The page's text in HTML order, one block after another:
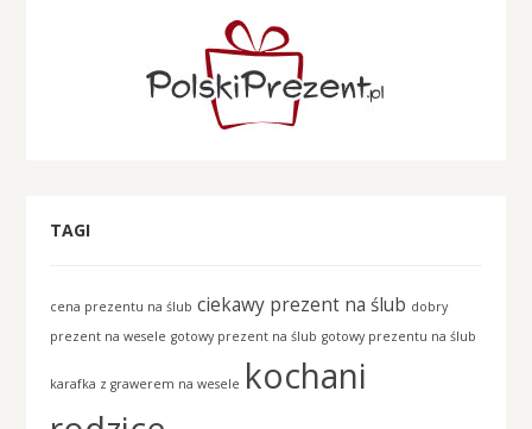
TAGI
cena prezentu na ślub ciekawy prezent na ślub dobry
prezent na wesele gotowy prezent na ślub gotowy prezentu na ślub
karafka z grawerem na wesele kochani